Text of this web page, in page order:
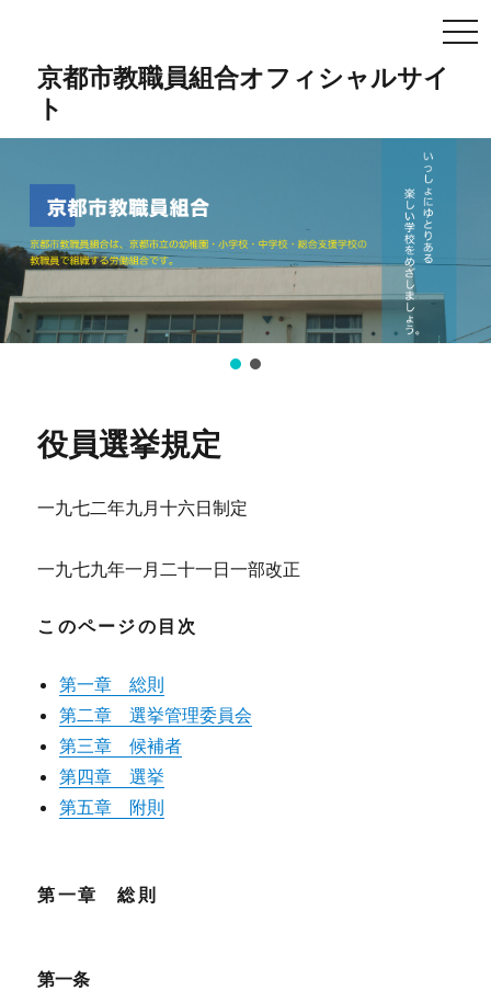
京都市教職員組合オフィシャルサイ
ト
役員選挙規定
一九七二年九月十六日制定
一九七九年一月二十一日一部改正
このページの目次
第一章 総則
第二章 選挙管理委員会
第三章 候補者
第四章 選挙
第五章 附則
第一章 総則
第一条